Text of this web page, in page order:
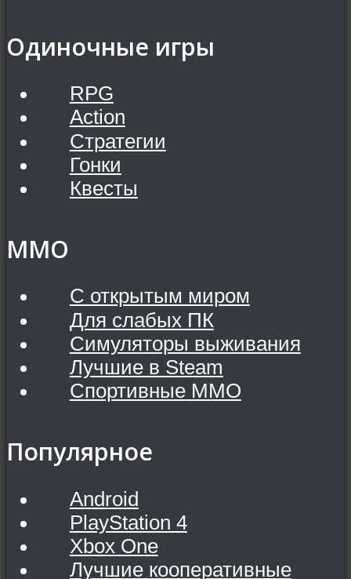
Одиночные игры
RPG
Action
Стратегии
Гонки
Квесты
MMO
С открытым миром
Для слабых ПК
Симуляторы выживания
Лучшие в Steam
Спортивные MMO
Популярное
Android
PlayStation 4
Xbox One
Лучшие кооперативные